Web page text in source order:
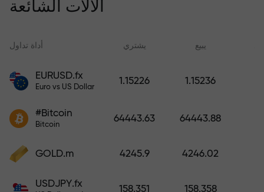
خسائرك ويضمن لك مضاعفة أرباحك
ثلاث مرات خلال ستة أشهر. تداول
مطبعياً. كلما زاد مبلغ الإيداع، زادت
الآلات الشائعة
أداة تداول يشتري يبيع
EURUSD.fx
Euro vs US Dollar
1.15226 1.15236
#Bitcoin
Bitcoin
64443.63 64443.88
GOLD.m 4245.9 4246.02
USDJPY.fx
158.351 158.358